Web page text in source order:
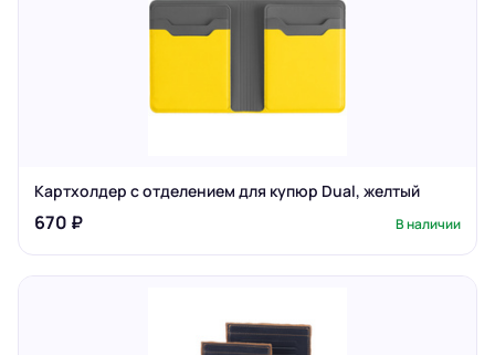
Картхолдер с отделением для купюр Dual, желтый
670 ₽ В наличии